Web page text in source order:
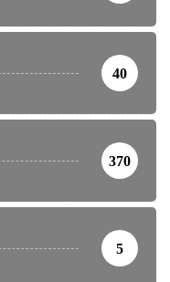
40
370
5